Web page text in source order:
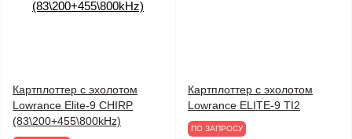
Картплоттер с эхолотом
Lowrance Elite-9 CHIRP
(83\200+455\800kHz)
Картплоттер с эхолотом
Lowrance ELITE-9 TI2
ПО ЗАПРОСУ